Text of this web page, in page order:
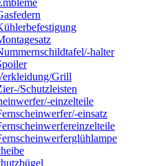
halter
Grill
Schutzleisten
einzelteile
einsatz